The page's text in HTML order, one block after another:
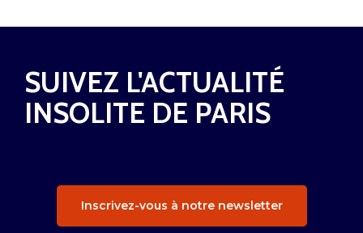
SUIVEZ L'ACTUALITÉ
INSOLITE DE PARIS
Inscrivez-vous à notre newsletter